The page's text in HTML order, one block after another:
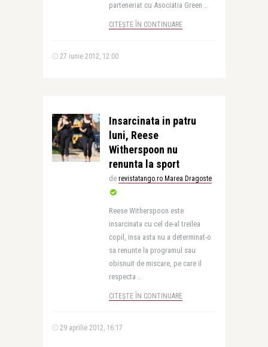
parteneriat cu Asociatia Green ..
CITEȘTE ÎN CONTINUARE
27 iunie 2012, 12:00
Insarcinata in patru
luni, Reese
Witherspoon nu
renunta la sport
de revistatango.ro Marea Dragoste
Reese Witherspoon este
insarcinata cu cel de-al treilea
copil, insa asta nu a determinat-o
sa renunte la programul sau
obisnuit de miscare, pe care il
respecta ..
CITEȘTE ÎN CONTINUARE
29 aprilie 2012, 16:17